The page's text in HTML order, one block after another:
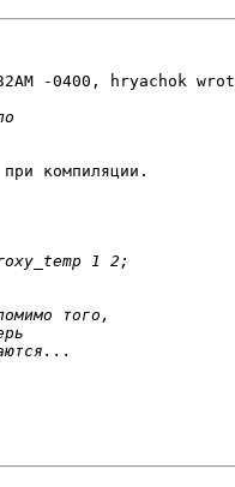
-0400, hryachok
компиляции.